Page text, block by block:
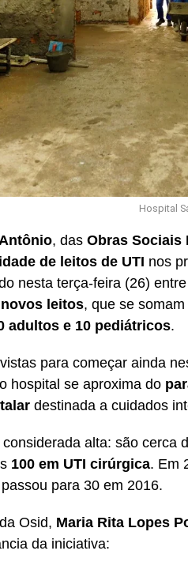
Hospital
, das Obras Sociais
de leitos de UTI nos
nesta terça-feira (26)
leitos, que se
adultos e 10 pediátricos.
para começar ainda
hospital se aproxima do
destinada a cuidados
alta: são cerca
100 em UTI cirúrgica. Em
para 30 em 2016.
Osid, Maria Rita Lopes
da iniciativa: